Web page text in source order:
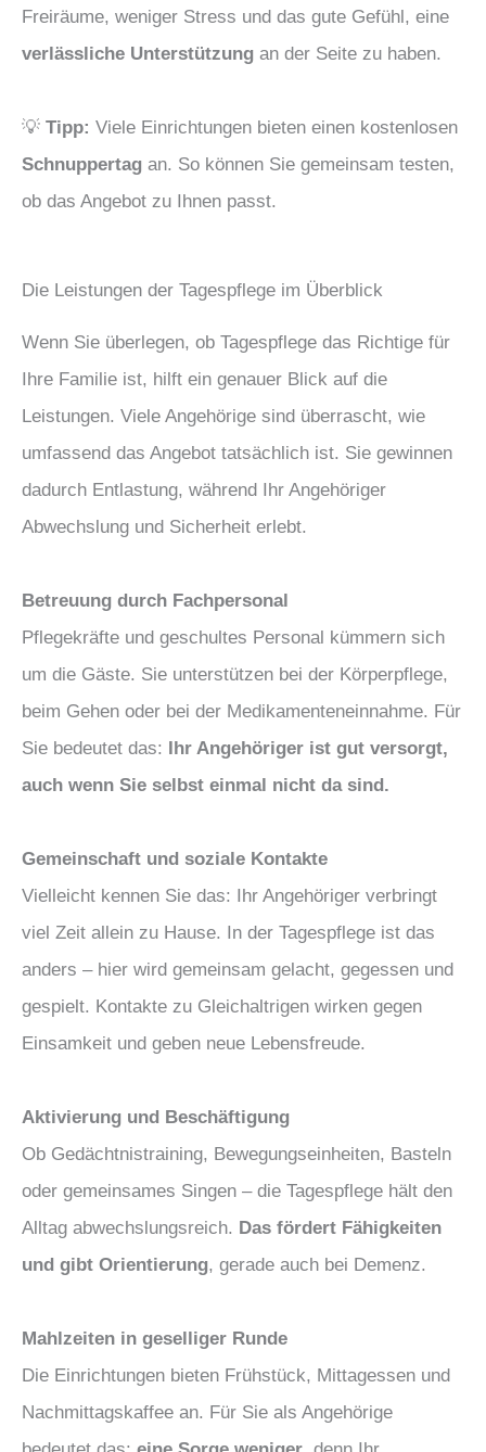
Freiräume, weniger Stress und das gute Gefühl, eine
verlässliche Unterstützung an der Seite zu haben.
💡 Tipp: Viele Einrichtungen bieten einen kostenlosen
Schnuppertag an. So können Sie gemeinsam testen,
ob das Angebot zu Ihnen passt.
Die Leistungen der Tagespflege im Überblick
Wenn Sie überlegen, ob Tagespflege das Richtige für
Ihre Familie ist, hilft ein genauer Blick auf die
Leistungen. Viele Angehörige sind überrascht, wie
umfassend das Angebot tatsächlich ist. Sie gewinnen
dadurch Entlastung, während Ihr Angehöriger
Abwechslung und Sicherheit erlebt.
Betreuung durch Fachpersonal
Pflegekräfte und geschultes Personal kümmern sich
um die Gäste. Sie unterstützen bei der Körperpflege,
beim Gehen oder bei der Medikamenteneinnahme. Für
Sie bedeutet das: Ihr Angehöriger ist gut versorgt,
auch wenn Sie selbst einmal nicht da sind.
Gemeinschaft und soziale Kontakte
Vielleicht kennen Sie das: Ihr Angehöriger verbringt
viel Zeit allein zu Hause. In der Tagespflege ist das
anders – hier wird gemeinsam gelacht, gegessen und
gespielt. Kontakte zu Gleichaltrigen wirken gegen
Einsamkeit und geben neue Lebensfreude.
Aktivierung und Beschäftigung
Ob Gedächtnistraining, Bewegungseinheiten, Basteln
oder gemeinsames Singen – die Tagespflege hält den
Alltag abwechslungsreich. Das fördert Fähigkeiten
und gibt Orientierung, gerade auch bei Demenz.
Mahlzeiten in geselliger Runde
Die Einrichtungen bieten Frühstück, Mittagessen und
Nachmittagskaffee an. Für Sie als Angehörige